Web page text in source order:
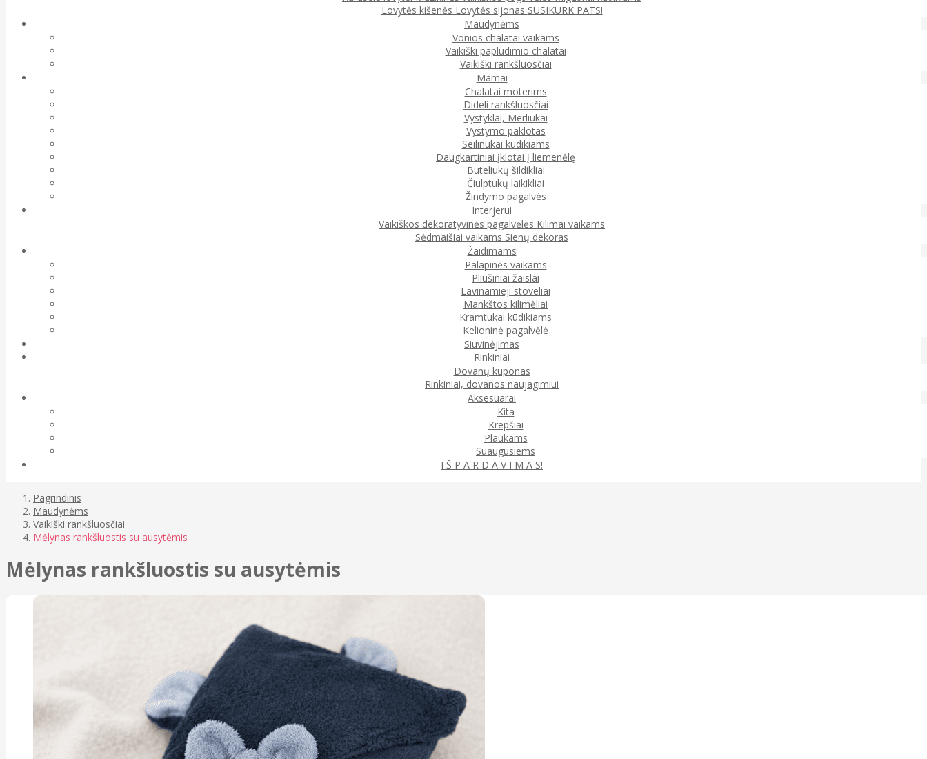
Lovytės kišenės Lovytės sijonas SUSIKURK PATS!
Maudynėms
Vonios chalatai vaikams
Vaikiški paplūdimio chalatai
Vaikiški rankšluosčiai
Mamai
Chalatai moterims
Dideli rankšluosčiai
Vystyklai, Merliukai
Vystymo paklotas
Seilinukai kūdikiams
Daugkartiniai įklotai į liemenėlę
Buteliukų šildikliai
Čiulptukų laikikliai
Žindymo pagalvės
Interjerui
Vaikiškos dekoratyvinės pagalvėlės Kilimai vaikams
Sėdmaišiai vaikams Sienų dekoras
Žaidimams
Palapinės vaikams
Pliušiniai žaislai
Lavinamieji stoveliai
Mankštos kilimėliai
Kramtukai kūdikiams
Kelioninė pagalvėlė
Siuvinėjimas
Rinkiniai
Dovanų kuponas
Rinkiniai, dovanos naujagimiui
Aksesuarai
Kita
Krepšiai
Plaukams
Suaugusiems
I Š P A R D A V I M A S!
Pagrindinis
Maudynėms
Vaikiški rankšluosčiai
Mėlynas rankšluostis su ausytėmis
Mėlynas rankšluostis su ausytėmis